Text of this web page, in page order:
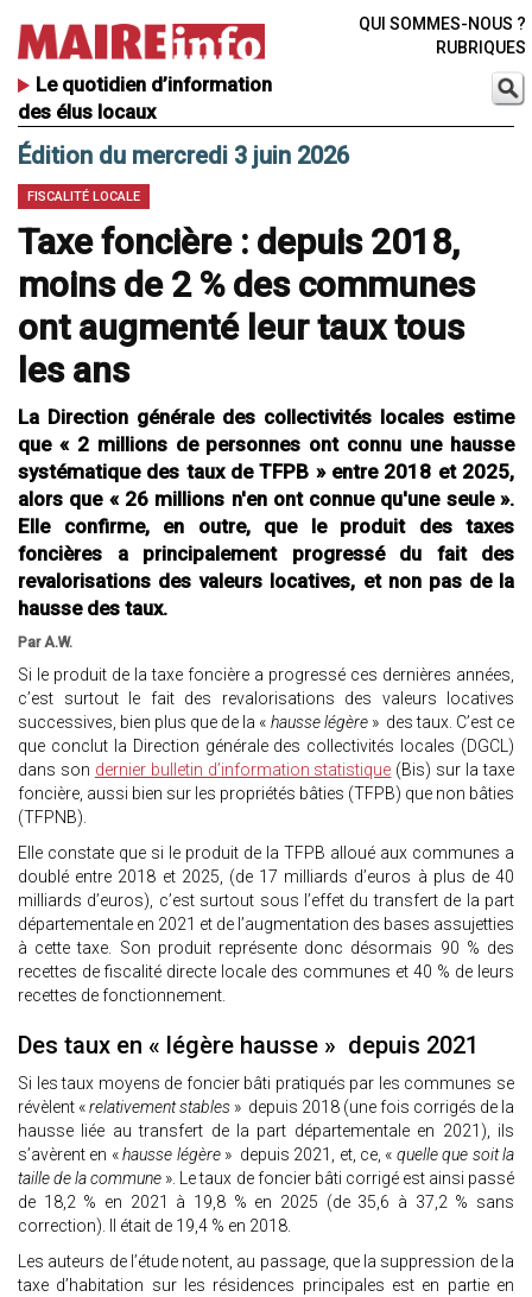
Le quotidien d’information
des élus locaux
QUI SOMMES-NOUS ?
RUBRIQUES
Édition du mercredi 3 juin 2026
FISCALITÉ LOCALE
Taxe foncière : depuis 2018,
moins de 2 % des communes
ont augmenté leur taux tous
les ans
La Direction générale des collectivités locales estime
que « 2 millions de personnes ont connu une hausse
systématique des taux de TFPB » entre 2018 et 2025,
alors que « 26 millions n'en ont connue qu'une seule ».
Elle confirme, en outre, que le produit des taxes
foncières a principalement progressé du fait des
revalorisations des valeurs locatives, et non pas de la
hausse des taux.
Par A.W.
Si le produit de la taxe foncière a progressé ces dernières années,
c’est surtout le fait des revalorisations des valeurs locatives
successives, bien plus que de la « hausse légère» des taux. C’est ce
que conclut la Direction générale des collectivités locales (DGCL)
dans son dernier bulletin d’information statistique (Bis) sur la taxe
foncière, aussi bien sur les propriétés bâties (TFPB) que non bâties
(TFPNB).
Elle constate que si le produit de la TFPB alloué aux communes a
doublé entre 2018 et 2025, (de 17 milliards d’euros à plus de 40
milliards d’euros), c’est surtout sous l’effet du transfert de la part
départementale en 2021 et de l’augmentation des bases assujetties
à cette taxe. Son produit représente donc désormais 90 % des
recettes de fiscalité directe locale des communes et 40 % de leurs
recettes de fonctionnement.
Des taux en « légère hausse » depuis 2021
Si les taux moyens de foncier bâti pratiqués par les communes se
révèlent «relativement stables » depuis 2018 (une fois corrigés de la
hausse liée au transfert de la part départementale en 2021), ils
s’avèrent en «hausse légère» depuis 2021, et, ce, « quelle que soit la
taille de la commune ». Le taux de foncier bâti corrigé est ainsi passé
de 18,2 % en 2021 à 19,8 % en 2025 (de 35,6 à 37,2 % sans
correction). Il était de 19,4 % en 2018.
Les auteurs de l’étude notent, au passage, que la suppression de la
taxe d’habitation sur les résidences principales est en partie en